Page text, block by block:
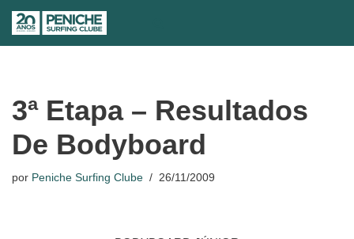
conteúdo
3ª Etapa – Resultados
De Bodyboard
por Peniche Surfing Clube 26/11/2009